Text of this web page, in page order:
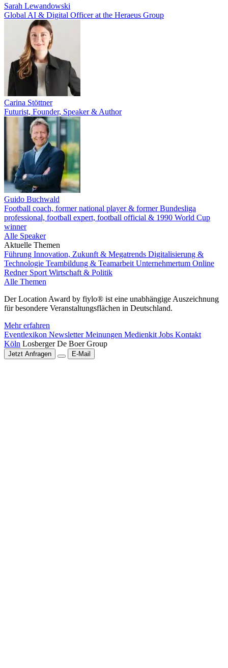
Sarah Lewandowski
Global AI & Digital Officer at the Heraeus Group
Carina Stöttner
Futurist, Founder, Speaker & Author
Guido Buchwald
Football coach, former national player & former Bundesliga
professional, football expert, football official & 1990 World Cup
winner
Alle Speaker
Aktuelle Themen
Führung Innovation, Zukunft & Megatrends Digitalisierung &
Technologie Teambildung & Teamarbeit Unternehmertum Online
Redner Sport Wirtschaft & Politik
Alle Themen
Der Location Award by fiylo® ist eine unabhängige Auszeichnung
für besondere Veranstaltungsflächen in Deutschland.
Mehr erfahren
Eventlexikon NewsletterMeinungen Medienkit Jobs Kontakt
Köln Losberger De Boer Group
Jetzt Anfragen E-Mail